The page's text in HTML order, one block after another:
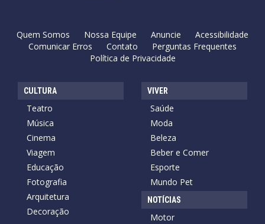
Quem Somos Nossa Equipe Anuncie
Acessibilidade
Comunicar Erros
Contato
Perguntas Frequentes
Política de Privacidade
CULTURA
Teatro
Música
Cinema
Viagem
Educação
Fotografia
Arquitetura
Decoração
VIVER
Saúde
Moda
Beleza
Beber e Comer
Esporte
Mundo Pet
NOTÍCIAS
Motor